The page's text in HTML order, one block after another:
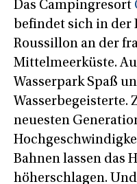
Das Campingresort
befindet sich in der
Roussillon an der
Mittelmeerküste.
Wasserpark Spaß
Wasserbegeisterte.
neuesten
Bahnen lassen das
höherschlagen.